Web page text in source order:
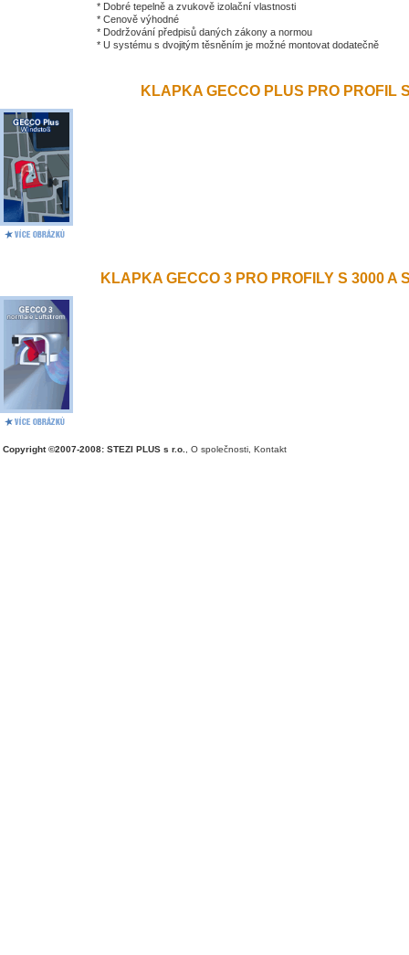
* Dobré tepelně a zvukově izolační vlastnosti
* Cenově výhodné
* Dodržování předpisů daných zákony a normou
* U systému s dvojitým těsněním je možné montovat dodatečně
KLAPKA GECCO PLUS PRO PROFIL
KLAPKA GECCO 3 PRO PROFILY S 3000 A
Copyright ©2007-2008: STEZI PLUS s r.o. O společnosti Kontakt